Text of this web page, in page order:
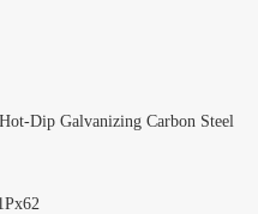
Dip Galvanizing Carbon Steel